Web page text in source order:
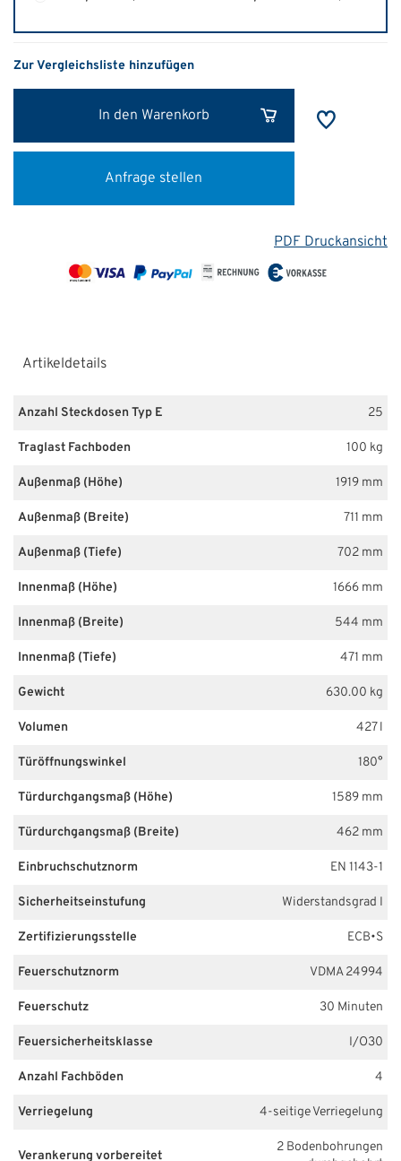
Zur Vergleichsliste hinzufügen
In den Warenkorb
Anfrage stellen
PDF Druckansicht
Artikeldetails
Anzahl Steckdosen Typ E 25
Traglast Fachboden 100 kg
Außenmaß (Höhe) 1919 mm
Außenmaß (Breite) 711 mm
Außenmaß (Tiefe) 702 mm
Innenmaß (Höhe) 1666 mm
Innenmaß (Breite) 544 mm
Innenmaß (Tiefe) 471 mm
Gewicht 630.00 kg
Volumen 427 l
Türöffnungswinkel 180°
Türdurchgangsmaß (Höhe) 1589 mm
Türdurchgangsmaß (Breite) 462 mm
Einbruchschutznorm EN 1143-1
Sicherheitseinstufung Widerstandsgrad I
Zertifizierungsstelle ECB•S
Feuerschutznorm VDMA 24994
Feuerschutz 30 Minuten
Feuersicherheitsklasse I/O30
Anzahl Fachböden 4
Verriegelung 4-seitige Verriegelung
Verankerung vorbereitet
2 Bodenbohrungen